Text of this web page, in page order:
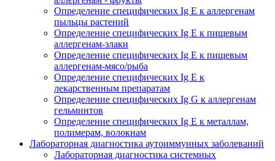
Определение специфических Ig E к аллергенам
пыльцы растений
Определение специфических Ig E к пищевым
аллергенам-злаки
Определение специфических Ig E к пищевым
аллергенам-мясо/рыба
Определение специфических Ig E к
лекарственным препаратам
Определение специфических Ig G к аллергенам
гельминтов
Определение специфических Ig E к металлам,
полимерам, волокнам
Лабораторная диагностика аутоиммунных заболеваний
Лабораторная диагностика системных